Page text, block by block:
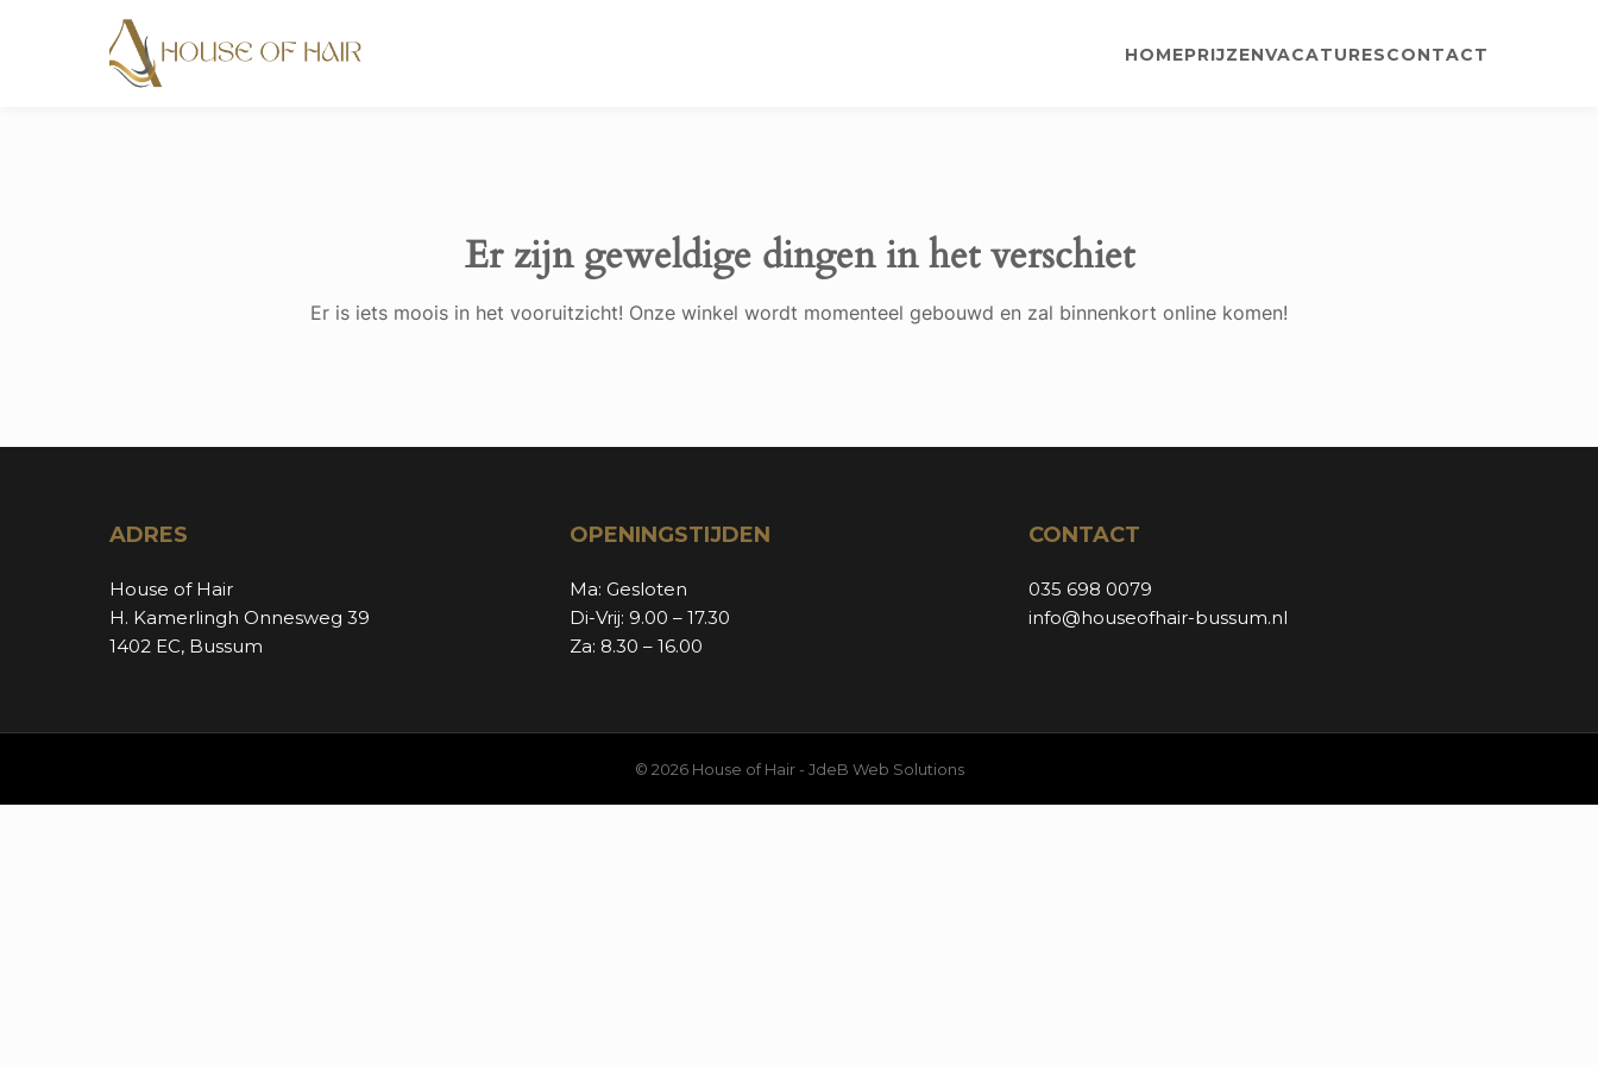
HOMEPRIJZENVACATURESCONTACT
Er zijn geweldige dingen in het verschiet
Er is iets moois in het vooruitzicht! Onze winkel wordt momenteel gebouwd en zal binnenkort online komen!
ADRES
House of Hair
H. Kamerlingh Onnesweg 39
1402 EC, Bussum
OPENINGSTIJDEN
Ma: Gesloten
Di-Vrij: 9.00 – 17.30
Za: 8.30 – 16.00
CONTACT
035 698 0079
info@houseofhair-bussum.nl
© 2026 House of Hair - JdeB Web Solutions